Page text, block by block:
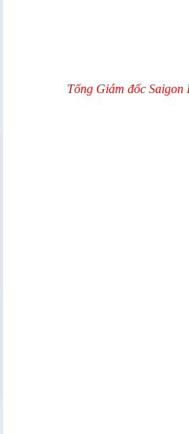
Tổng Giám đốc